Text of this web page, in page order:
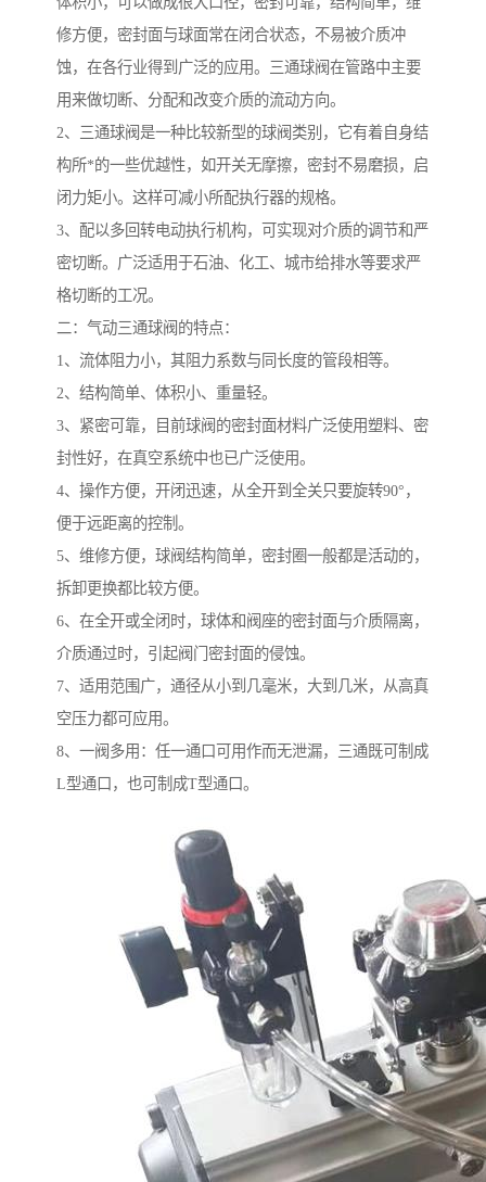
修方便，密封面与球面常在闭合状态，不易被介质冲
蚀，在各行业得到广泛的应用。三通球阀在管路中主要
用来做切断、分配和改变介质的流动方向。
2、三通球阀是一种比较新型的球阀类别，它有着自身结
构所*的一些优越性，如开关无摩擦，密封不易磨损，启
闭力矩小。这样可减小所配执行器的规格。
3、配以多回转电动执行机构，可实现对介质的调节和严
密切断。广泛适用于石油、化工、城市给排水等要求严
格切断的工况。
二：气动三通球阀的特点：
1、流体阻力小，其阻力系数与同长度的管段相等。
2、结构简单、体积小、重量轻。
3、紧密可靠，目前球阀的密封面材料广泛使用塑料、密
封性好，在真空系统中也已广泛使用。
4、操作方便，开闭迅速，从全开到全关只要旋转90°，
便于远距离的控制。
5、维修方便，球阀结构简单，密封圈一般都是活动的，
拆卸更换都比较方便。
6、在全开或全闭时，球体和阀座的密封面与介质隔离，
介质通过时，引起阀门密封面的侵蚀。
7、适用范围广，通径从小到几毫米，大到几米，从高真
空压力都可应用。
8、一阀多用：任一通口可用作而无泄漏，三通既可制成
L型通口，也可制成T型通口。